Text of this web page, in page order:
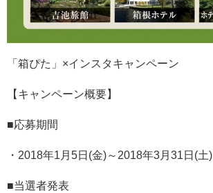
「箱ぴた」×インスタキャンペーン
【キャンペーン概要】
■応募期間
・2018年1月5日(金)～2018年3月31日(土)
■当選者発表